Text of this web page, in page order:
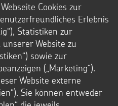
Cookies zur
Erlebnis
Statistiken zur
Website zu
sowie zur
(„Marketing“).
Website externe
Sie können entweder